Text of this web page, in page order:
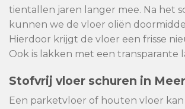
tientallen jaren langer mee. Na het
kunnen we de vloer oliën
Hierdoor krijgt de vloer een frisse
Ook is lakken met een transparante
Stofvrij vloer schuren in
Een parketvloer of houten vloer